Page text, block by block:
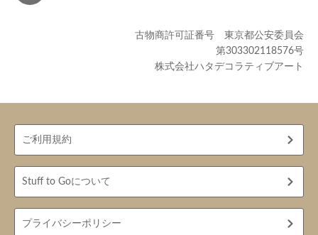
古物商許可証番号 東京都公安委員会
第303302118576号
株式会社ハタデコラティブアート
ご利用規約
Stuff to Goについて
プライバシーポリシー